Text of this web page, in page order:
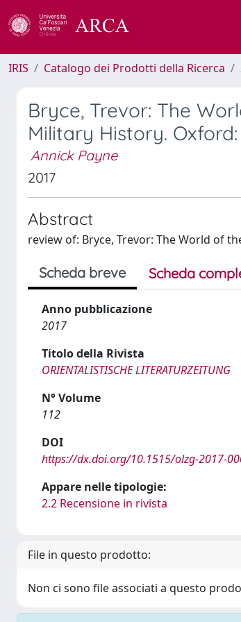
IRIS Catalogo dei Prodotti della Ricerca
Bryce, Trevor: The
Military History.
Annick Payne
2017
Abstract
review of: Bryce, Trevor: The World of
Scheda breve Scheda
Anno pubblicazione
2017
Titolo della Rivista
ORIENTALISTISCHE LITERATURZEITUNG
N° Volume
112
DOI
https://dx.doi.org/10.1515/olzg-2017-
Appare nelle tipologie:
2.2 Recensione in rivista
File in questo prodotto:
Non ci sono file associati a questo